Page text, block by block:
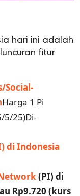
hari ini adalah
fitur
Social-
Harga 1 Pi
5/25)Di-
(PI) di
Rp9.720 (kurs